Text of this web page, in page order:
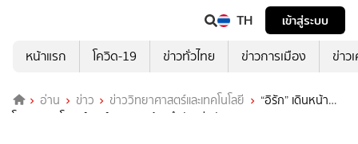
TH
เข้าสู่ระบบ
หน้าแรก
โควิด-19 ข่าวทั่วไทย ข่าวการเมือง ข่าว
อ่าน ข่าว ข่าววิทยาศาสตร์และเทคโนโลยี
“อิรัก” เดินหน้า
โครงการ “โซลาร์เซลล์” บาสรา ก้าวสำคัญสู่พลังงานสะอาด